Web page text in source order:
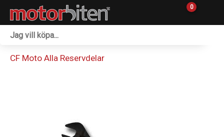
0
CF Moto Alla Reservdelar